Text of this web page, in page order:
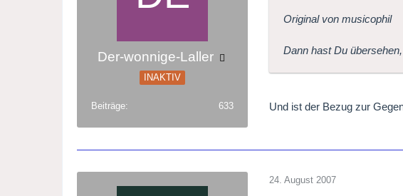
Der-wonnige-Laller
INAKTIV
Beiträge 633
Original von musicophil
Dann hast Du
Und ist der Bezug zur
24. August 2007